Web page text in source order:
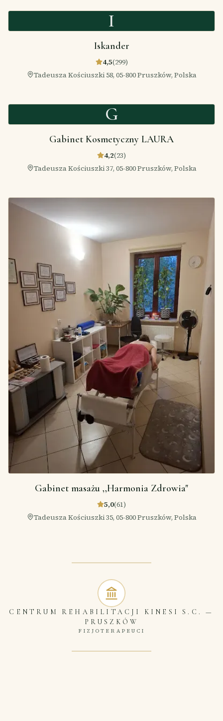
I
Iskander
4,5(299)
Tadeusza Kościuszki 58, 05-800 Pruszków, Polska
G
Gabinet Kosmetyczny LAURA
4,2(23)
Tadeusza Kościuszki 37, 05-800 Pruszków, Polska
Gabinet masażu ,,Harmonia Zdrowia"
5,0(61)
Tadeusza Kościuszki 35, 05-800 Pruszków, Polska
CENTRUM REHABILITACJI KINESI S.C.
—
PRUSZKÓW
FIZJOTERAPEUCI